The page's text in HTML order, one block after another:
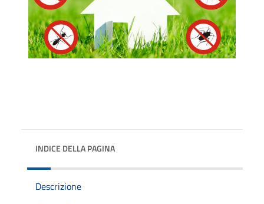
INDICE DELLA PAGINA
Descrizione